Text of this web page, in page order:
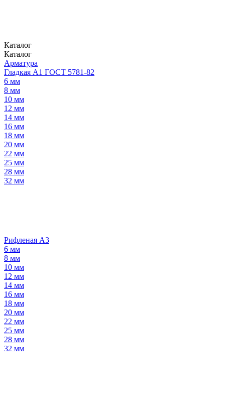
Каталог
Каталог
Арматура
Гладкая А1 ГОСТ 5781-82
6 мм
8 мм
10 мм
12 мм
14 мм
16 мм
18 мм
20 мм
22 мм
25 мм
28 мм
32 мм
Рифленая А3
6 мм
8 мм
10 мм
12 мм
14 мм
16 мм
18 мм
20 мм
22 мм
25 мм
28 мм
32 мм